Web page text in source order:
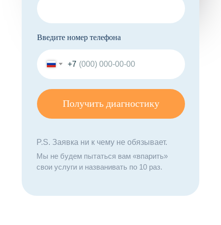
Введите номер телефона
+7
Получить диагностику
P.S. Заявка ни к чему не обязывает.
Мы не будем пытаться вам «впарить»
свои услуги и названивать по 10 раз.